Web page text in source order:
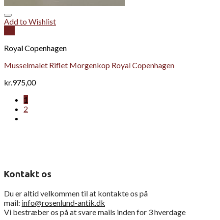
Add to Wishlist
Royal Copenhagen
Musselmalet Riflet Morgenkop Royal Copenhagen
kr.975,00
1
2
Kontakt os
Du er altid velkommen til at kontakte os på
mail: info@rosenlund-antik.dk
Vi bestræber os på at svare mails inden for 3 hverdage